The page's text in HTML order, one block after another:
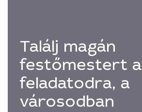
Találj magán
festőmestert a
feladatodra, a
városodban